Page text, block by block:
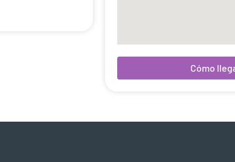
Cómo